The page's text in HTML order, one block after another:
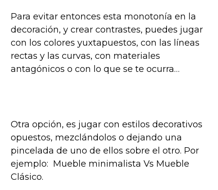
Para evitar entonces esta monotonía en la
decoración, y crear contrastes, puedes jugar
con los colores yuxtapuestos, con las líneas
rectas y las curvas, con materiales
antagónicos o con lo que se te ocurra…
Otra opción, es jugar con estilos decorativos
opuestos, mezclándolos o dejando una
pincelada de uno de ellos sobre el otro. Por
ejemplo: Mueble minimalista Vs Mueble
Clásico.